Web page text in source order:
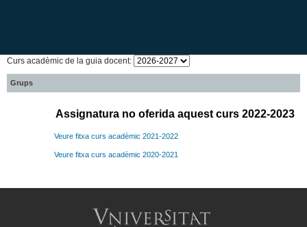
Curs acadèmic de la guia docent:
Grups
Assignatura no oferida aquest curs 2022-2023
Veure fitxa curs acadèmic 2021-2022
Veure fitxa curs acadèmic 2020-2021